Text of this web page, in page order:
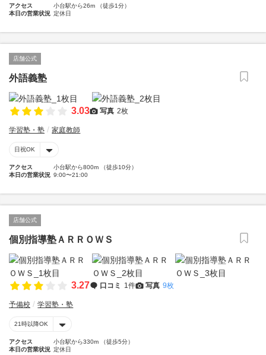
アクセス
小台駅から26m （徒歩1分）
本日の営業状況 定休日
店舗公式
外語義塾
3.03 写真 2枚
学習塾・塾 家庭教師
日祝OK
アクセス
小台駅から800m （徒歩10分）
本日の営業状況 9:00〜21:00
店舗公式
個別指導塾ＡＲＲＯＷＳ
3.27 口コミ 1件 写真 9枚
予備校 学習塾・塾
21時以降OK
アクセス
小台駅から330m （徒歩5分）
本日の営業状況 定休日